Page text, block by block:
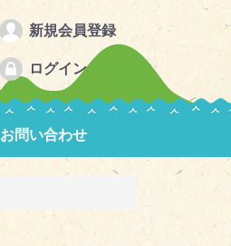
新規会員登録
ログイン
お問い合わせ